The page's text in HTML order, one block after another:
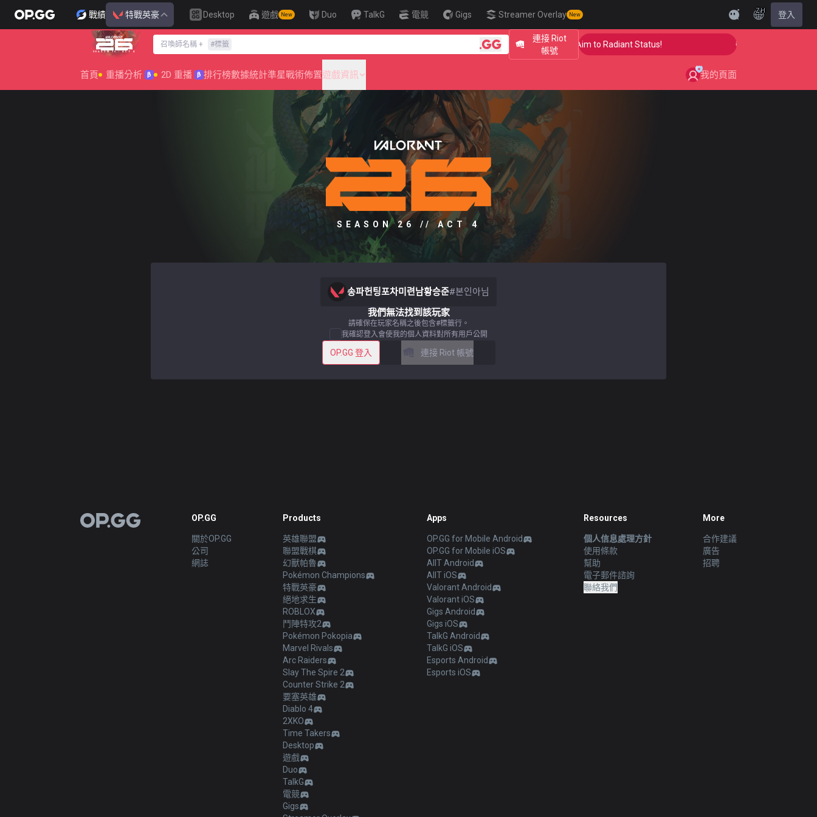
戰績 特戰英豪 Desktop 遊戲 New Duo TalkG 電競 Gigs Streamer Overlay New
ZH 登入
SEASON 26 : ACT 4
召喚師名稱 + #標籤
連接 Riot
帳號
🎯 Level Up Your Aim to Radiant Status! 🎯 Level Up Your Aim
首頁 重播分析 β 2D 重播 β 排行榜數據統計準星戰術佈置遊戲資訊 我的頁面
SEASON 26 // ACT 4
송파헌팅포차미련남황승준#본인아님
我們無法找到該玩家
請確保在玩家名稱之後包含#標籤行。
我確認登入會使我的個人資料對所有用戶公開
OP.GG 登入 連接 Riot 帳號
OP.GG OP.GG
關於OP.GG
公司
網誌
Products
英雄聯盟
聯盟戰棋
幻獸帕魯
Pokémon Champions
特戰英豪
絕地求生
ROBLOX
鬥陣特攻2
Pokémon Pokopia
Marvel Rivals
Arc Raiders
Slay The Spire 2
Counter Strike 2
要塞英雄
Diablo 4
2XKO
Time Takers
Desktop
遊戲
Duo
TalkG
電競
Gigs
Apps
OP.GG for Mobile Android
OP.GG for Mobile iOS
AllT Android
AllT iOS
Valorant Android
Valorant iOS
Gigs Android
Gigs iOS
TalkG Android
TalkG iOS
Esports Android
Esports iOS
Resources
個人信息處理方針
使用條款
幫助
電子郵件諮詢
聯絡我們
More
合作建議
廣告
招聘